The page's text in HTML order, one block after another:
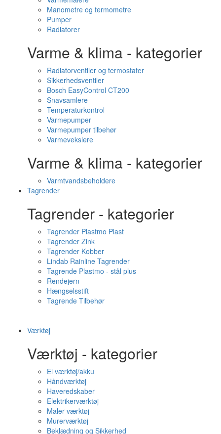
Manometre og termometre
Pumper
Radiatorer
Varme & klima - kategorier
Radiatorventiler og termostater
Sikkerhedsventiler
Bosch EasyControl CT200
Snavsamlere
Temperaturkontrol
Varmepumper
Varmepumper tilbehør
Varmevekslere
Varme & klima - kategorier
Varmtvandsbeholdere
Tagrender
Tagrender - kategorier
Tagrender Plastmo Plast
Tagrender Zink
Tagrender Kobber
Lindab Rainline Tagrender
Tagrende Plastmo - stål plus
Rendejern
Hængselsstift
Tagrende Tilbehør
Værktøj
Værktøj - kategorier
El værktøj/akku
Håndværktøj
Haveredskaber
Elektrikerværktøj
Maler værktøj
Murerværktøj
Beklædning og Sikkerhed